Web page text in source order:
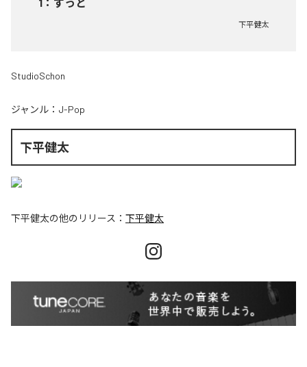
下平健太
StudioSchon
ジャンル： J-Pop
下平健太
下平健太の他のリリース： 下平健太